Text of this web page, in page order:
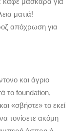
ματιά!
απόχρωση για
και άγριο
το foundation,
«σβήστε» το εκεί
τονίσετε ακόμη